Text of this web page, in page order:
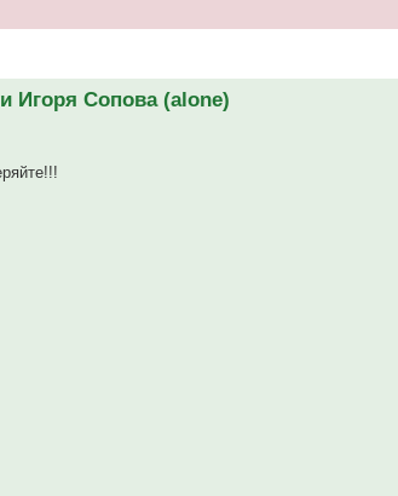
Игоря Сопова (alone)